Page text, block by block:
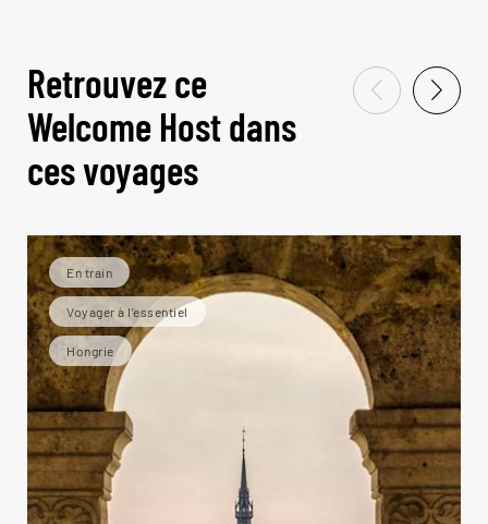
Retrouvez ce
Welcome Host dans
ces voyages
En train
Voyager à l’essentiel
Hongrie